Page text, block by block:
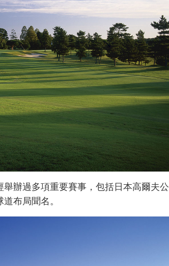
辦過多項重要賽事，包括日本高爾夫公
布局聞名。